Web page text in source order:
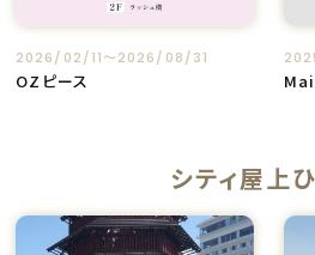
2026/02/11〜2026/08/31
OZピース
シティ屋上